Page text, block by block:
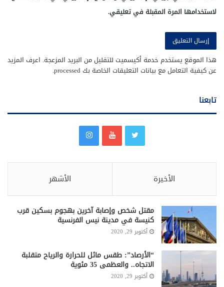
لاستخدامها المرة المقبلة في تعليقي.
هذا الموقع يستخدم خدمة أكيسميت للتقليل من البريد المزعجة. اعرف المزيد
عن كيفية التعامل مع بيانات التعليقات الخاصة بك processed
.
تابعنا
الأخيرة الأشهر
مقتل شخص وإصابة آخرين بهجوم بسكين قرب
كنيسة في مدينة نيس الفرنسية
أكتوبر 29, 2020
“الأرصاد”: طقس مائل للحرارة والرياح متقلبة
الاتجاه.. والعظمى 35 مئوية
أكتوبر 29, 2020